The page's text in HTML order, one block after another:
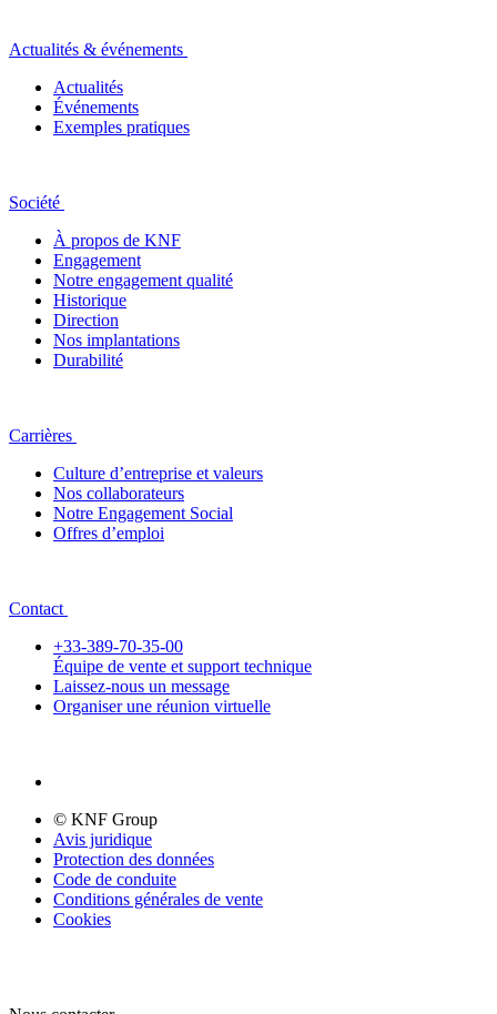
Actualités & événements
Actualités
Événements
Exemples pratiques
Société
À propos de KNF
Engagement
Notre engagement qualité
Historique
Direction
Nos implantations
Durabilité
Carrières
Culture d’entreprise et valeurs
Nos collaborateurs
Notre Engagement Social
Offres d’emploi
Contact
+33-389-70-35-00
Équipe de vente et support technique
Laissez-nous un message
Organiser une réunion virtuelle
© KNF Group
Avis juridique
Protection des données
Code de conduite
Conditions générales de vente
Cookies